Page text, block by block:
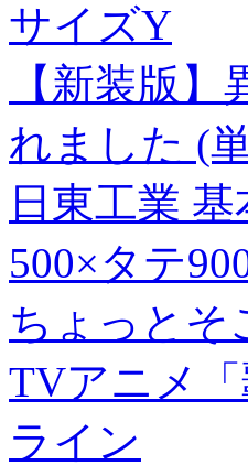
サイズY
【新装版
れました (
日東工業
500×タテ
ちょっとそ
TVアニメ
ライン